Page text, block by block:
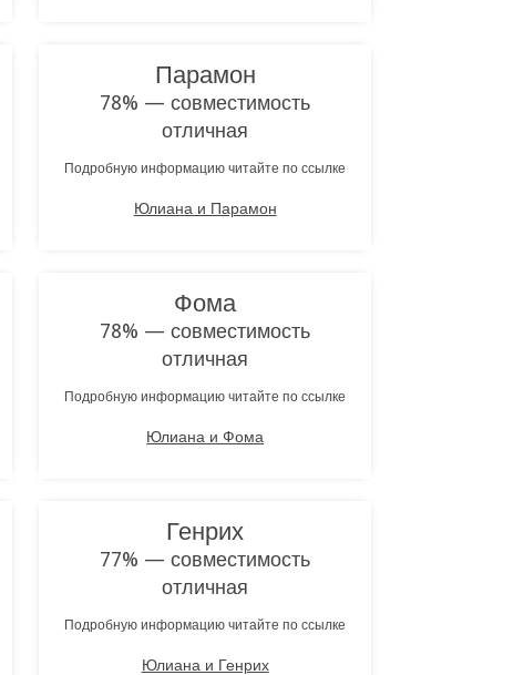
Парамон
78% — совместимость
отличная
Подробную информацию читайте по ссылке
Юлиана и Парамон
Фома
78% — совместимость
отличная
Подробную информацию читайте по ссылке
Юлиана и Фома
Генрих
77% — совместимость
отличная
Подробную информацию читайте по ссылке
Юлиана и Генрих